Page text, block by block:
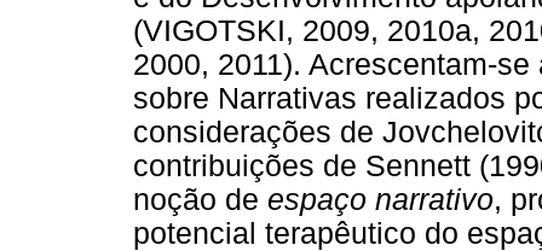
(VIGOTSKI, 2009, 2010a,
2000, 2011). Acrescentam-
sobre Narrativas realizados
considerações de
contribuições de Sennett
noção de espaço narrativo,
potencial terapêutico do